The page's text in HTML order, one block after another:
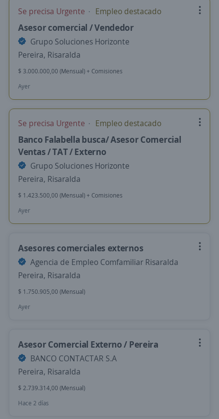
Se precisa Urgente Empleo destacado
Asesor comercial / Vendedor
Grupo Soluciones Horizonte
Pereira, Risaralda
$ 3.000.000,00 (Mensual) + Comisiones
Ayer
Se precisa Urgente Empleo destacado
Banco Falabella busca/ Asesor Comercial
Ventas / TAT / Externo
Grupo Soluciones Horizonte
Pereira, Risaralda
$ 1.423.500,00 (Mensual) + Comisiones
Ayer
Asesores comerciales externos
Agencia de Empleo Comfamiliar Risaralda
Pereira, Risaralda
$ 1.750.905,00 (Mensual)
Ayer
Asesor Comercial Externo / Pereira
BANCO CONTACTAR S.A
Pereira, Risaralda
$ 2.739.314,00 (Mensual)
Hace 2 días